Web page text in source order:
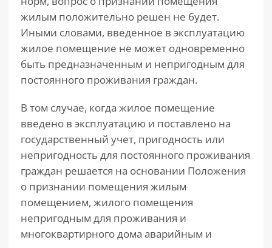
жилым положительно решен не будет.
Иными словами, введенное в эксплуатацию
жилое помещение не может одновременно
быть предназначенным и непригодным для
постоянного проживания граждан.
В том случае, когда жилое помещение
введено в эксплуатацию и поставлено на
государственный учет, пригодность или
непригодность для постоянного проживания
граждан решается на основании Положения
о признании помещения жилым
помещением, жилого помещения
непригодным для проживания и
многоквартирного дома аварийным и